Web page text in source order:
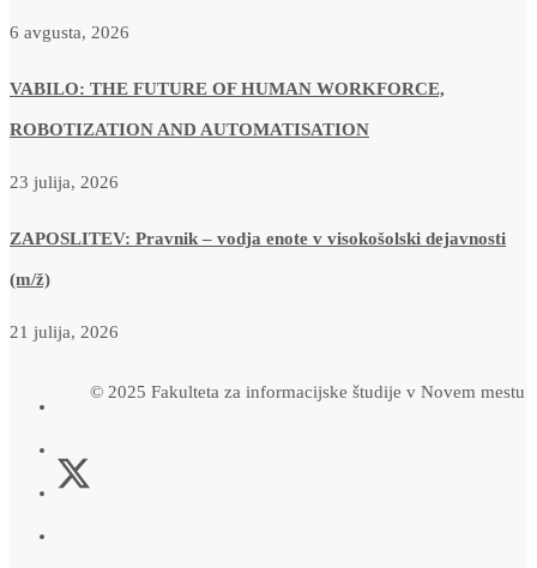
6 avgusta, 2026
VABILO: THE FUTURE OF HUMAN WORKFORCE,
ROBOTIZATION AND AUTOMATISATION
23 julija, 2026
ZAPOSLITEV: Pravnik – vodja enote v visokošolski dejavnosti
(m/ž)
21 julija, 2026
© 2025 Fakulteta za informacijske študije v Novem mestu